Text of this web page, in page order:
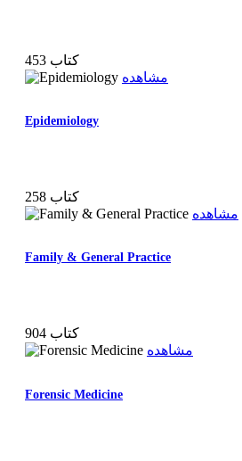
453 کتاب
مشاهده
Epidemiology
258 کتاب
مشاهده
Family & General Practice
904 کتاب
مشاهده
Forensic Medicine